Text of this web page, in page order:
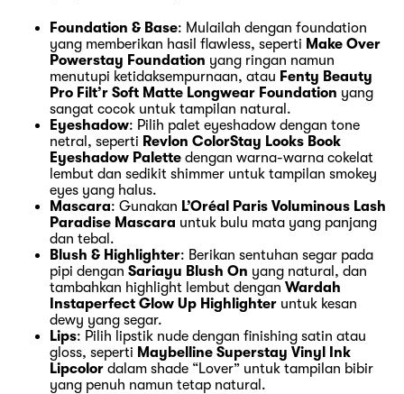
Foundation & Base: Mulailah dengan foundation
yang memberikan hasil flawless, seperti Make Over
Powerstay Foundation yang ringan namun
menutupi ketidaksempurnaan, atau Fenty Beauty
Pro Filt’r Soft Matte Longwear Foundation yang
sangat cocok untuk tampilan natural.
Eyeshadow: Pilih palet eyeshadow dengan tone
netral, seperti Revlon ColorStay Looks Book
Eyeshadow Palette dengan warna-warna cokelat
lembut dan sedikit shimmer untuk tampilan smokey
eyes yang halus.
Mascara: Gunakan L’Oréal Paris Voluminous Lash
Paradise Mascara untuk bulu mata yang panjang
dan tebal.
Blush & Highlighter: Berikan sentuhan segar pada
pipi dengan Sariayu Blush On yang natural, dan
tambahkan highlight lembut dengan Wardah
Instaperfect Glow Up Highlighter untuk kesan
dewy yang segar.
Lips: Pilih lipstik nude dengan finishing satin atau
gloss, seperti Maybelline Superstay Vinyl Ink
Lipcolor dalam shade “Lover” untuk tampilan bibir
yang penuh namun tetap natural.